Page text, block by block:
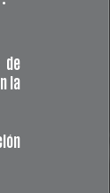
de
la